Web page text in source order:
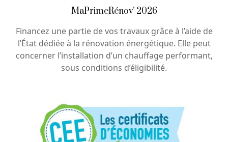
MaPrimeRénov’ 2026
Financez une partie de vos travaux grâce à l’aide de
l’État dédiée à la rénovation énergétique. Elle peut
concerner l’installation d’un chauffage performant,
sous conditions d’éligibilité.